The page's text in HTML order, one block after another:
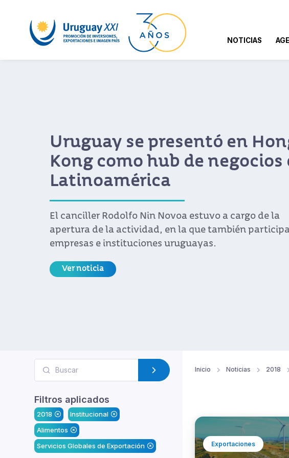
NOTICIAS
Uruguay se presentó en
Kong como hub de negocios
Latinoamérica
El canciller Rodolfo Nin Novoa estuvo a cargo de la
apertura de la actividad, en la que también
empresas e instituciones uruguayas.
Ver noticia
Filtros aplicados
2018
Institucional
Alimentos
Servicios Globales de Exportación
Inicio Noticias 2018
Exportaciones